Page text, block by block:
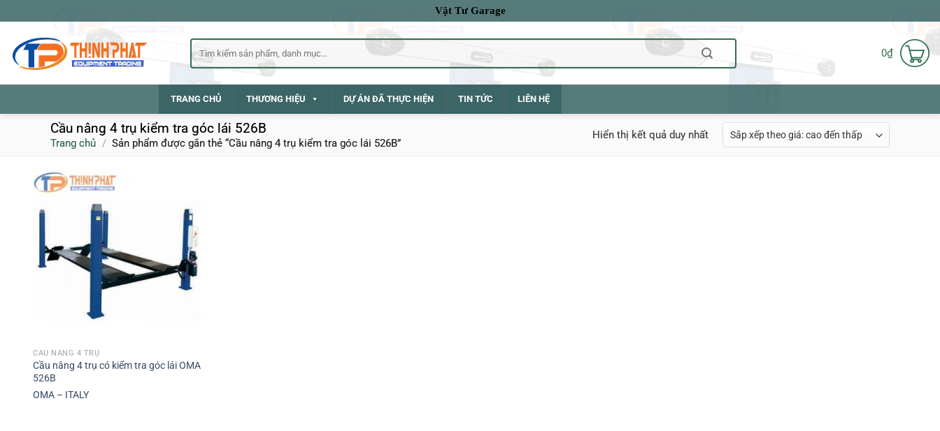
qua
dung
Vật Tư Garage
Tìm
kiếm:
0₫
TRANG CHỦ THƯƠNG HIỆU DỰ ÁN ĐÃ THỰC HIỆN TIN TỨC LIÊN HỆ
Cầu nâng 4 trụ kiểm tra góc lái 526B
Trang chủ / Sản phẩm được gắn thẻ “Cầu nâng 4 trụ kiểm tra góc lái 526B”
Hiển thị kết quả duy nhất
CẦU NÂNG 4 TRỤ
Cầu nâng 4 trụ có kiểm tra góc lái OMA
526B
OMA – ITALY